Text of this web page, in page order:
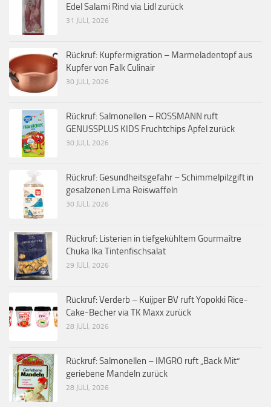
Edel Salami Rind via Lidl zurück
31 JULI, 2026
Rückruf: Kupfermigration – Marmeladentopf aus
Kupfer von Falk Culinair
30 JULI, 2026
Rückruf: Salmonellen – ROSSMANN ruft
GENUSSPLUS KIDS Fruchtchips Apfel zurück
30 JULI, 2026
Rückruf: Gesundheitsgefahr – Schimmelpilzgift in
gesalzenen Lima Reiswaffeln
30 JULI, 2026
Rückruf: Listerien in tiefgekühltem Gourmaître
Chuka Ika Tintenfischsalat
29 JULI, 2026
Rückruf: Verderb – Kuijper BV ruft Yopokki Rice-
Cake-Becher via TK Maxx zurück
28 JULI, 2026
Rückruf: Salmonellen – IMGRO ruft „Back Mit“
geriebene Mandeln zurück
28 JULI, 2026